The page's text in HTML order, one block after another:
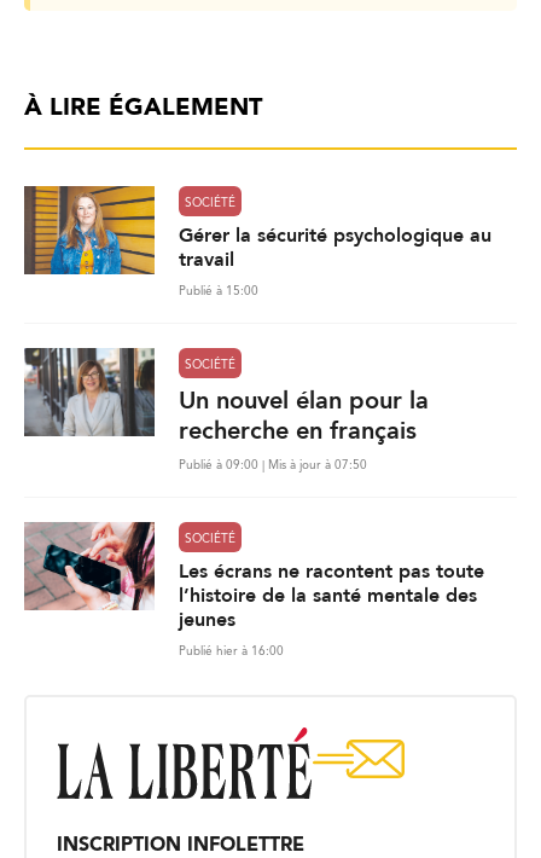
À LIRE ÉGALEMENT
SOCIÉTÉ
Gérer la sécurité psychologique au
travail
Publié à 15:00
SOCIÉTÉ
Un nouvel élan pour la
recherche en français
Publié à 09:00 | Mis à jour à 07:50
SOCIÉTÉ
Les écrans ne racontent pas toute
l’histoire de la santé mentale des
jeunes
Publié hier à 16:00
INSCRIPTION INFOLETTRE